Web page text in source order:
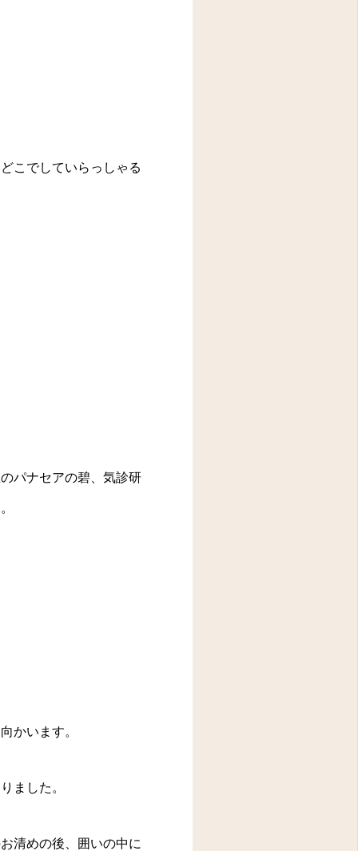
こでしていらっしゃる
パナセアの碧、気診研
かいます。
ました。
清めの後、囲いの中に